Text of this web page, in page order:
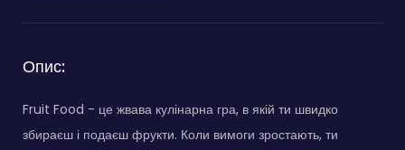
Опис:
Fruit Food - це жвава кулінарна гра, в якій ти швидко
збираєш і подаєш фрукти. Коли вимоги зростають, ти